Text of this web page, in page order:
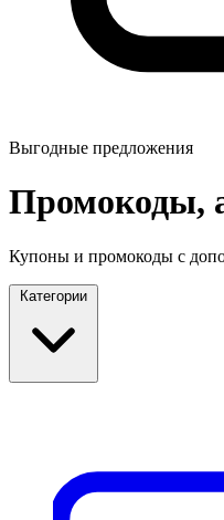
Выгодные предложения
Промокоды,
Купоны и промокоды с
Категории